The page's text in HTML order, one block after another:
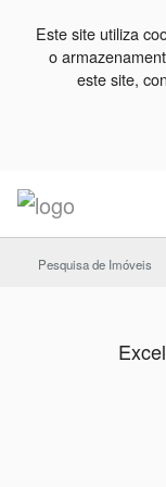
Este site utiliza
o
este site,
Pesquisa de Imóveis